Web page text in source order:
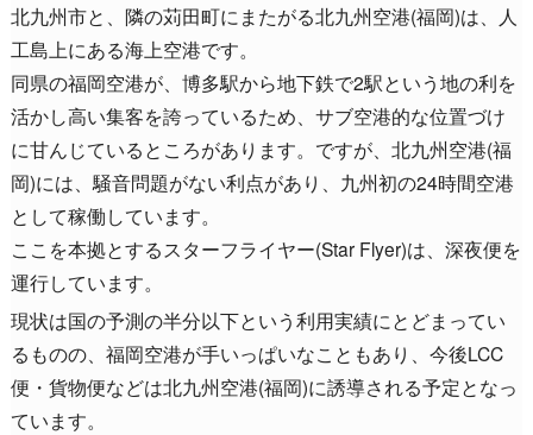
北九州市と、隣の苅田町にまたがる北九州空港(福岡)は、人
工島上にある海上空港です。
同県の福岡空港が、博多駅から地下鉄で2駅という地の利を
活かし高い集客を誇っているため、サブ空港的な位置づけ
に甘んじているところがあります。ですが、北九州空港(福
岡)には、騒音問題がない利点があり、九州初の24時間空港
として稼働しています。
ここを本拠とするスターフライヤー(Star Flyer)は、深夜便を
運行しています。
現状は国の予測の半分以下という利用実績にとどまってい
るものの、福岡空港が手いっぱいなこともあり、今後LCC
便・貨物便などは北九州空港(福岡)に誘導される予定となっ
ています。